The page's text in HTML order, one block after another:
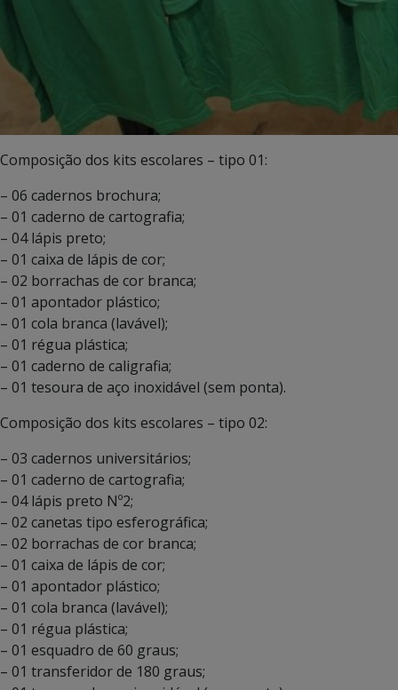
Composição dos kits escolares – tipo 01:
– 06 cadernos brochura;
– 01 caderno de cartografia;
– 04 lápis preto;
– 01 caixa de lápis de cor;
– 02 borrachas de cor branca;
– 01 apontador plástico;
– 01 cola branca (lavável);
– 01 régua plástica;
– 01 caderno de caligrafia;
– 01 tesoura de aço inoxidável (sem ponta).
Composição dos kits escolares – tipo 02:
– 03 cadernos universitários;
– 01 caderno de cartografia;
– 04 lápis preto Nº2;
– 02 canetas tipo esferográfica;
– 02 borrachas de cor branca;
– 01 caixa de lápis de cor;
– 01 apontador plástico;
– 01 cola branca (lavável);
– 01 régua plástica;
– 01 esquadro de 60 graus;
– 01 transferidor de 180 graus;